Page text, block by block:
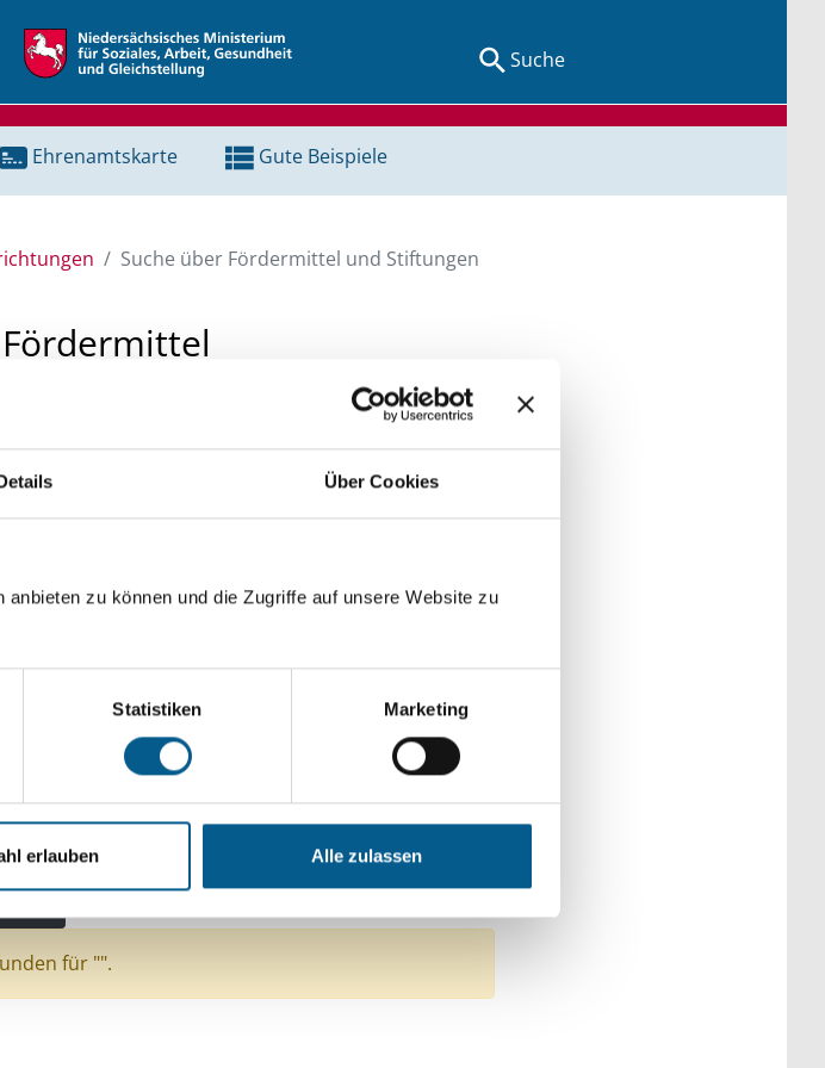
Über Cookies
zu können und die Zugriffe auf unsere Website zu
Statistiken Marketing
erlauben Alle zulassen
Suche
Ehrenamtskarte Gute Beispiele
Suche über Fördermittel und Stiftungen
oder ein Vorhaben? Hier können Sie direkt über
recherchieren. Bei der Suche bitte die Groß- und
die Wahl von Bereichen oder Kategorien
Suchen
Themen: Wohltätige Zwecke
Zwecke
Themen: Seniorinnen, Senioren & Pflege
für "".